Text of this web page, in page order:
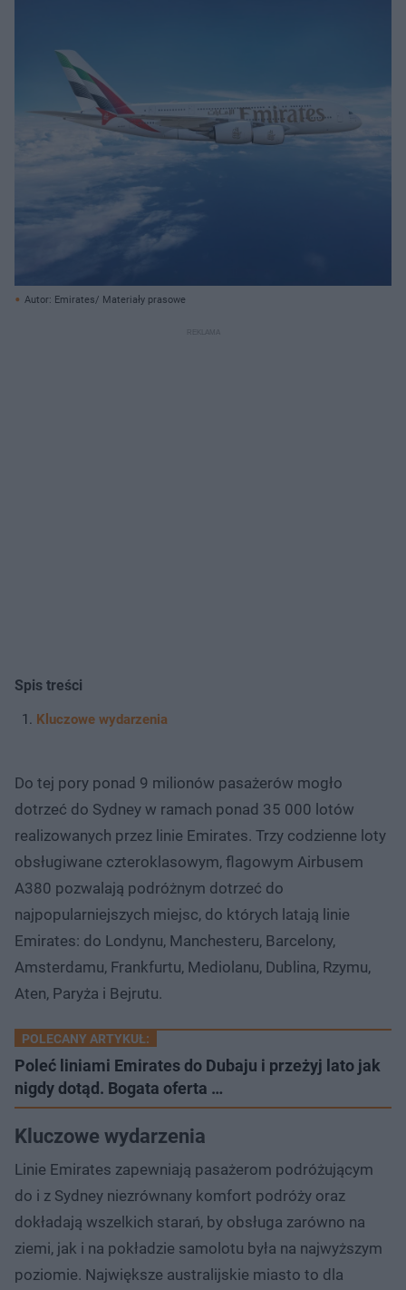
Autor: Emirates/ Materiały prasowe
Spis treści
Kluczowe wydarzenia
Do tej pory ponad 9 milionów pasażerów mogło
dotrzeć do Sydney w ramach ponad 35 000 lotów
realizowanych przez linie Emirates. Trzy codzienne loty
obsługiwane czteroklasowym, flagowym Airbusem
A380 pozwalają podróżnym dotrzeć do
najpopularniejszych miejsc, do których latają linie
Emirates: do Londynu, Manchesteru, Barcelony,
Amsterdamu, Frankfurtu, Mediolanu, Dublina, Rzymu,
Aten, Paryża i Bejrutu.
POLECANY ARTYKUŁ:
Poleć liniami Emirates do Dubaju i przeżyj lato jak
nigdy dotąd. Bogata oferta …
Kluczowe wydarzenia
Linie Emirates zapewniają pasażerom podróżującym
do i z Sydney niezrównany komfort podróży oraz
dokładają wszelkich starań, by obsługa zarówno na
ziemi, jak i na pokładzie samolotu była na najwyższym
poziomie. Największe australijskie miasto to dla